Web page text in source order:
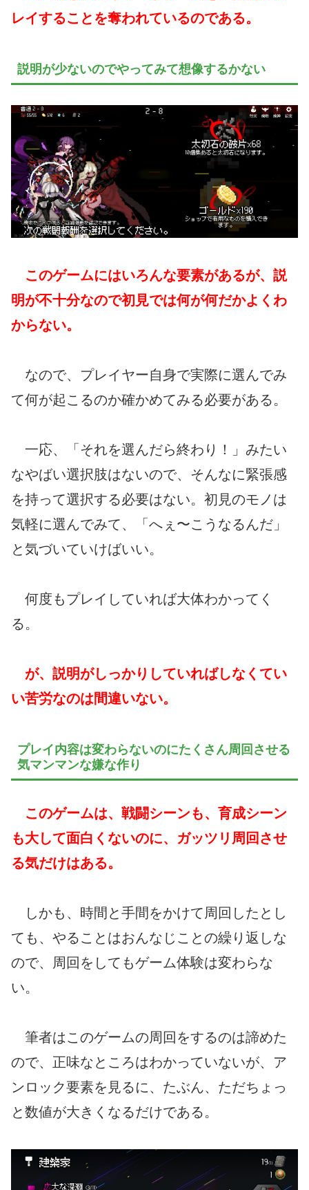
レイすることを奪われているのである。
説明が少ないのでやってみて想像するかない
このゲームにはいろんな要素があるが、説
明が不十分なので初見では何が何だかよくわ
からない。
なので、プレイヤー自身で実際に選んでみ
て何が起こるのか確かめてみる必要がある。
一応、「それを選んだら終わり！」みたい
なやばい選択肢はないので、そんなに緊張感
を持って選択する必要はない。初見のモノは
気軽に選んでみて、「へぇ〜こうなるんだ」
と気づいていけばいい。
何度もプレイしていれば大体わかってく
る。
が、説明がしっかりしていればしなくてい
い苦労なのは間違いない。
プレイ内容は変わらないのにたくさん周回させる
気マンマンな嫌な作り
このゲームは、戦闘シーンも、育成シーン
も大して面白くないのに、ガッツリ周回させ
る気だけはある。
しかも、時間と手間をかけて周回したとし
ても、やることはおんなじことの繰り返しな
ので、周回をしてもゲーム体験は変わらな
い。
筆者はこのゲームの周回をするのは諦めた
ので、正味なところはわかっていないが、ア
ンロック要素を見るに、たぶん、ただちょっ
と数値が大きくなるだけである。